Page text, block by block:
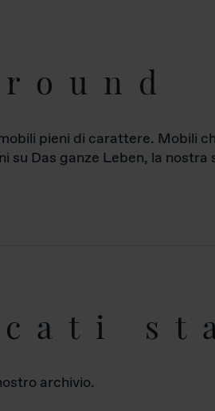
pieni di carattere. Mobili
su Das ganze Leben, la
archivio.